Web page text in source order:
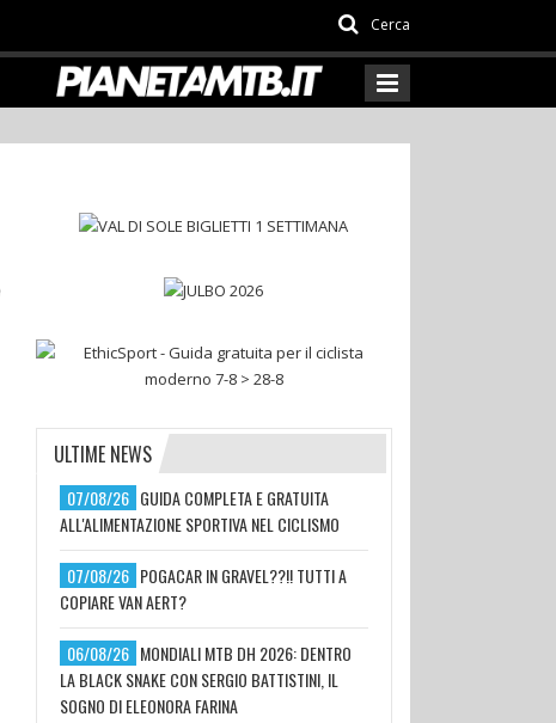
Cerca
ULTIME NEWS
07/08/26 GUIDA COMPLETA E GRATUITA
ALL'ALIMENTAZIONE SPORTIVA NEL CICLISMO
07/08/26 POGACAR IN GRAVEL??!! TUTTI A
COPIARE VAN AERT?
06/08/26 MONDIALI MTB DH 2026: DENTRO
LA BLACK SNAKE CON SERGIO BATTISTINI, IL
SOGNO DI ELEONORA FARINA